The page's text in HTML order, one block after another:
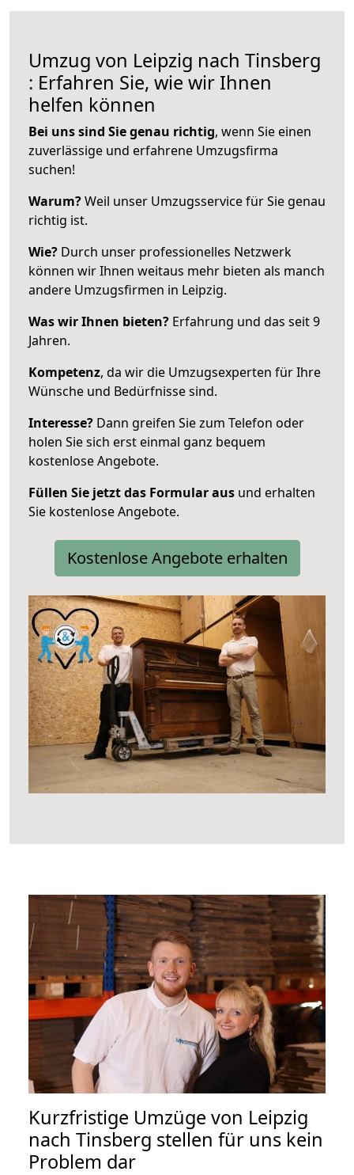
Umzug von Leipzig nach Tinsberg
: Erfahren Sie, wie wir Ihnen
helfen können
Bei uns sind Sie genau richtig, wenn Sie einen
zuverlässige und erfahrene Umzugsfirma
suchen!
Warum?Weil unser Umzugsservice für Sie genau
richtig ist.
Wie? Durch unser professionelles Netzwerk
können wir Ihnen weitaus mehr bieten als manch
andere Umzugsfirmen in Leipzig.
Was wir Ihnen bieten? Erfahrung und das seit 9
Jahren.
Kompetenz, da wir die Umzugsexperten für Ihre
Wünsche und Bedürfnisse sind.
Interesse? Dann greifen Sie zum Telefon oder
holen Sie sich erst einmal ganz bequem
kostenlose Angebote.
Füllen Sie jetzt das Formular aus und erhalten
Sie kostenlose Angebote.
Kostenlose Angebote erhalten
Kurzfristige Umzüge von Leipzig
nach Tinsberg stellen für uns kein
Problem dar